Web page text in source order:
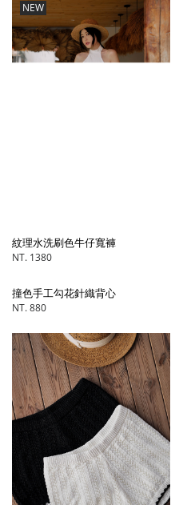
NEW
紋理水洗刷色牛仔寬褲
NT. 1380
撞色手工勾花針織背心
NT. 880